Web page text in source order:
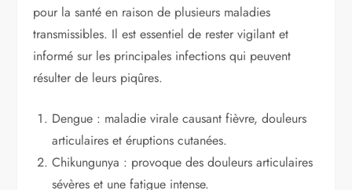
pour la santé en raison de plusieurs maladies
transmissibles. Il est essentiel de rester vigilant et
informé sur les principales infections qui peuvent
résulter de leurs piqûres.
Dengue : maladie virale causant fièvre, douleurs
articulaires et éruptions cutanées.
Chikungunya : provoque des douleurs articulaires
sévères et une fatigue intense.